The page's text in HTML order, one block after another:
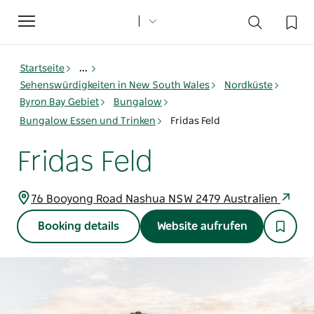
Toggle
navigation
Startseite
...
Sehenswürdigkeiten in New South Wales
Nordküste
Byron Bay Gebiet
Bungalow
Bungalow Essen und Trinken
Fridas Feld
Fridas Feld
76 Booyong Road Nashua NSW 2479 Australien
Booking details Website aufrufen